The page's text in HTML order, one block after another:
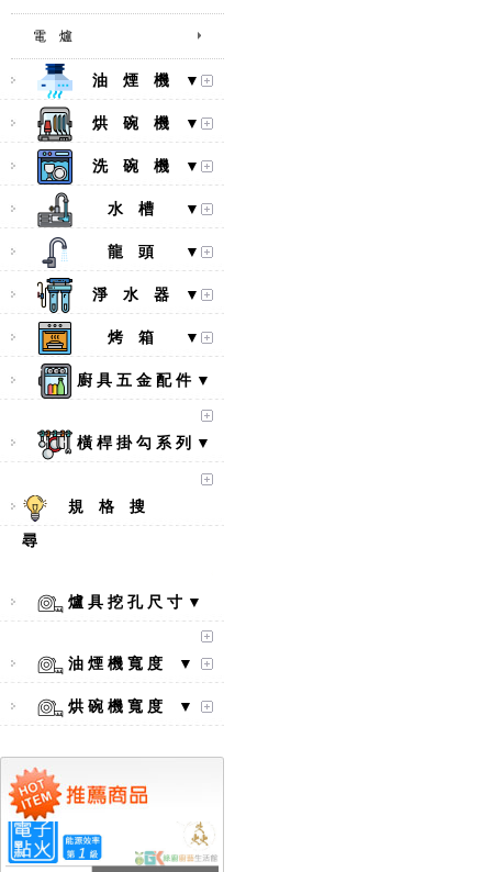
電 爐
油 煙 機 ▼
烘 碗 機 ▼
洗 碗 機 ▼
水 槽 ▼
龍 頭 ▼
淨 水 器 ▼
烤 箱 ▼
廚 具 五 金 配 件 ▼
橫 桿 掛 勾 系 列 ▼
規 格 搜
尋
爐 具 挖 孔 尺 寸 ▼
油 煙 機 寬 度 ▼
烘 碗 機 寬 度 ▼
口爐